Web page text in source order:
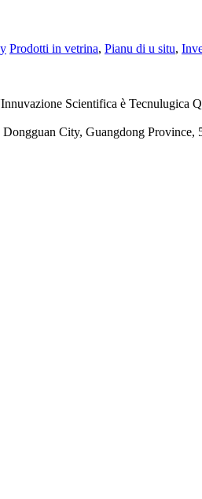
Prodotti in vetrina, Pianu di u situ,
Scientifica è Tecnulugica
City, Guangdong Province,